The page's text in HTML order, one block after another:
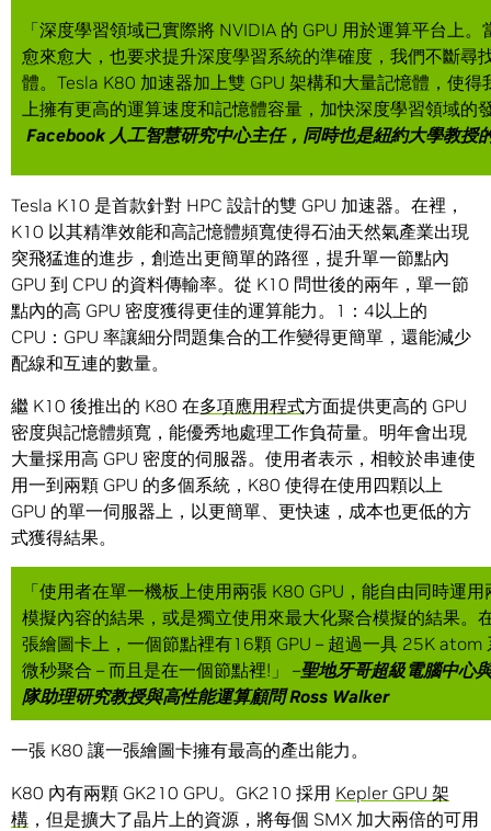
「深度學習領域已實際將 NVIDIA 的 GPU 用於運算平台上
愈來愈大，也要求提升深度學習系統的準確度，我們不斷尋
體。Tesla K80 加速器加上雙 GPU 架構和大量記憶體，使得
上擁有更高的運算速度和記憶體容量，加快深度學習領域的
Facebook 人工智慧研究中心主任，同時也是紐約大學教授
Tesla K10 是首款針對 HPC 設計的雙 GPU 加速器。在裡，
K10 以其精準效能和高記憶體頻寬使得石油天然氣產業出現
突飛猛進的進步，創造出更簡單的路徑，提升單一節點內
GPU 到 CPU 的資料傳輸率。從 K10 問世後的兩年，單一節
點內的高 GPU 密度獲得更佳的運算能力。1：4以上的
CPU：GPU 率讓細分問題集合的工作變得更簡單，還能減少
配線和互連的數量。
繼 K10 後推出的 K80 在多項應用程式方面提供更高的 GPU
密度與記憶體頻寬，能優秀地處理工作負荷量。明年會出現
大量採用高 GPU 密度的伺服器。使用者表示，相較於串連使
用一到兩顆 GPU 的多個系統，K80 使得在使用四顆以上
GPU 的單一伺服器上，以更簡單、更快速，成本也更低的方
式獲得結果。
「使用者在單一機板上使用兩張 K80 GPU，能自由同時運
模擬內容的結果，或是獨立使用來最大化聚合模擬的結果。
張繪圖卡上，一個節點裡有16顆 GPU – 超過一具 25K atom
微秒聚合 – 而且是在一個節點裡!」 –聖地牙哥超級電腦中心
隊助理研究教授與高性能運算顧問 Ross Walker
一張 K80 讓一張繪圖卡擁有最高的產出能力。
K80 內有兩顆 GK210 GPU。GK210 採用 Kepler GPU 架
構 ，但是擴大了晶片上的資源，將每個 SMX 加大兩倍的可用